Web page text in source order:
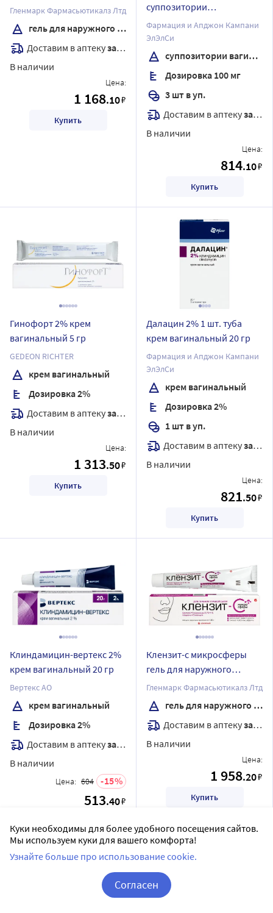
Гленмарк Фармасьютикалз Лтд
гель для наружного применения
Доставим в аптекузавтра
В наличии
Цена:
1 168.10₽
Купить
суппозитории
вагинальные
Фармация и Апджон Кампани
ЭлЭлСи
суппозитории вагинальные
Дозировка 100 мг
3 шт в уп.
Доставим в аптекузавтра
В наличии
Цена:
814.10₽
Купить
Гинофорт 2% крем
вагинальный 5 гр
GEDEON RICHTER
крем вагинальный
Дозировка 2%
Доставим в аптекузавтра
В наличии
Цена:
1 313.50₽
Купить
Далацин 2% 1 шт. туба
крем вагинальный 20 гр
Фармация и Апджон Кампани
ЭлЭлСи
крем вагинальный
Дозировка 2%
1 шт в уп.
Доставим в аптекузавтра
В наличии
Цена:
821.50₽
Купить
Клиндамицин-вертекс 2%
крем вагинальный 20 гр
Вертекс АО
крем вагинальный
Дозировка 2%
Доставим в аптекузавтра
В наличии
Цена: 604 15
513.40₽
Клензит-с микросферы
гель для наружного
применения 30 гр
Гленмарк Фармасьютикалз Лтд
гель для наружного применения
Доставим в аптекузавтра
В наличии
Цена:
1 958.20₽
Купить
Куки необходимы для более удобного посещения сайтов.
Мы используем куки для вашего комфорта!
Узнайте больше про использование cookie.
Согласен